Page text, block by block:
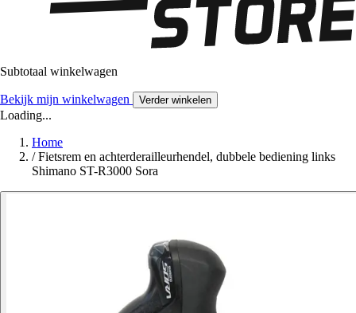
Subtotaal winkelwagen
Bekijk mijn winkelwagen Verder winkelen
Loading...
Home
/ Fietsrem en achterderailleurhendel, dubbele bediening links
Shimano ST-R3000 Sora